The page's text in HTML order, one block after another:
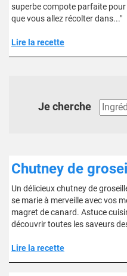
superbe compote parfaite
que vous allez récolter dans..."
Lire la recette
Je cherche
Chutney de
Un délicieux chutney de
se marie à merveille avec vos
magret de canard. Astuce
découvrir toutes les saveurs
Lire la recette